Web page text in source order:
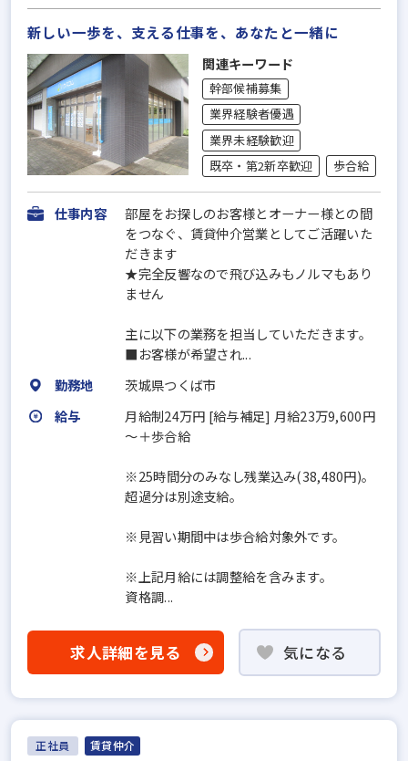
新しい一歩を、支える仕事を、あなたと一緒に
関連キーワード
幹部候補募集
業界経験者優遇
業界未経験歓迎
既卒・第2新卒歓迎
歩合給
仕事内容
部屋をお探しのお客様とオーナー様との間
をつなぐ、賃貸仲介営業としてご活躍いた
だきます
★完全反響なので飛び込みもノルマもあり
ません
主に以下の業務を担当していただきます。
■お客様が希望され...
勤務地
茨城県つくば市
給与
月給制24万円 [給与補足] 月給23万9,600円
～＋歩合給
※25時間分のみなし残業込み(38,480円)。
超過分は別途支給。
※見習い期間中は歩合給対象外です。
※上記月給には調整給を含みます。
資格調...
求人詳細を見る 気になる
正社員 賃貸仲介